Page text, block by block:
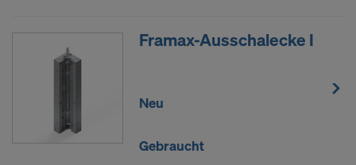
Framax-Ausschalecke I
Neu
Gebraucht